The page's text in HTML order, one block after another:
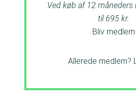
Ved køb af 12 måneders
til 695 kr.
Bliv medlem
Allerede medlem?